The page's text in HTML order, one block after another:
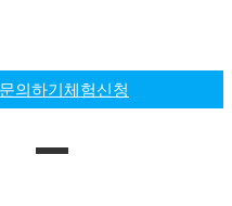
문의하기체험신청